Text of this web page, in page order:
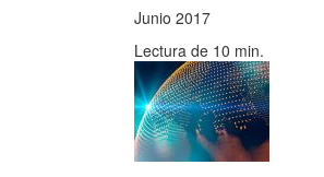
Junio 2017
Lectura de 10 min.